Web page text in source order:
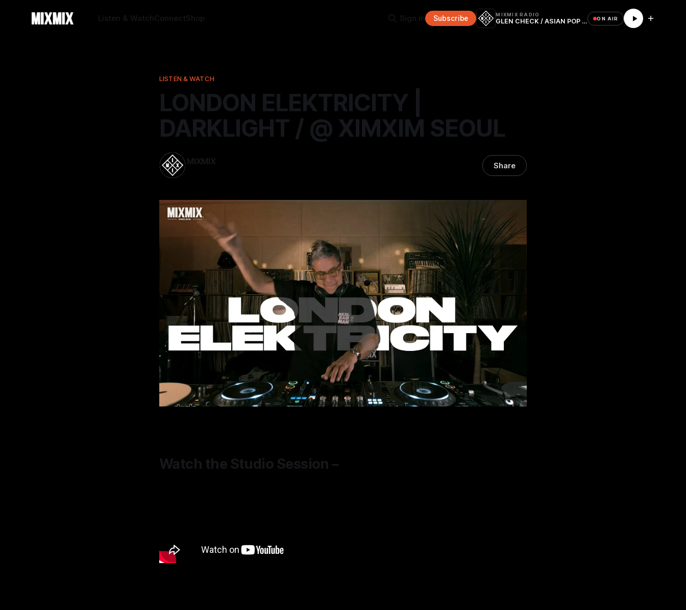
Listen & WatchConnectShop Sign in Subscribe MIXMIX RADIO
GLEN CHECK / ASIAN POP FESTIVAL 2024 @ CLUB CHROMA ON AIR
LISTEN & WATCH
LONDON ELEKTRICITY |
DARKLIGHT / @ XIMXIM SEOUL
MIXMIX Share
Watch the Studio Session –